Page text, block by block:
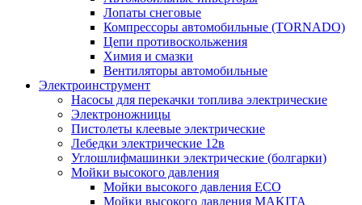
Лопаты снеговые
Компрессоры автомобильные (TORNADO)
Цепи противоскольжения
Химия и смазки
Вентиляторы автомобильные
Электроинструмент
Насосы для перекачки топлива электрические
Электроножницы
Пистолеты клеевые электрические
Лебедки электрические 12в
Углошлифмашинки электрические (болгарки)
Мойки высокого давления
Мойки высокого давления ECO
Мойки высокого давления MAKITA